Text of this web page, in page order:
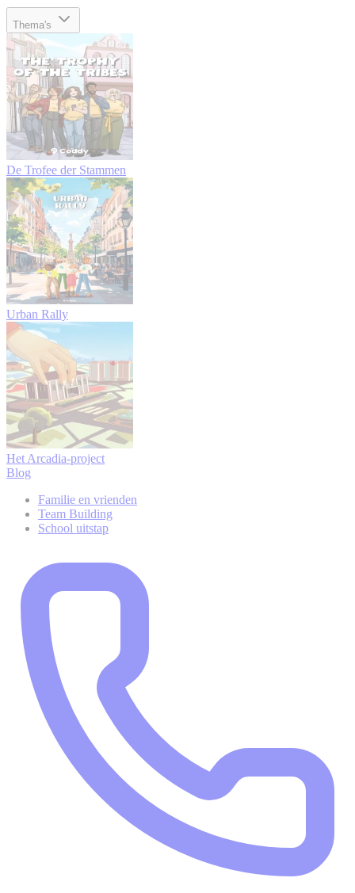
Thema's
De Trofee der Stammen
Urban Rally
Het Arcadia-project
Blog
Familie en vrienden
Team Building
School uitstap